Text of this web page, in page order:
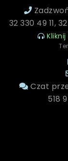
32 330 49 11,
Kliknij
Czat
518